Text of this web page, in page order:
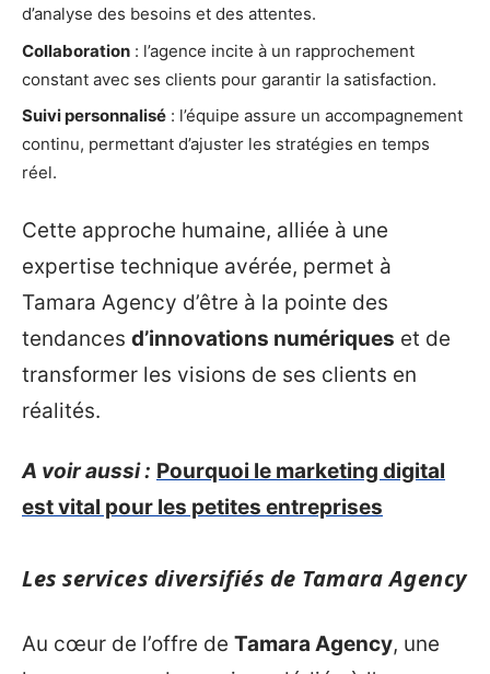
d’analyse des besoins et des attentes.
Collaboration : l’agence incite à un rapprochement
constant avec ses clients pour garantir la satisfaction.
Suivi personnalisé : l’équipe assure un accompagnement
continu, permettant d’ajuster les stratégies en temps
réel.
Cette approche humaine, alliée à une
expertise technique avérée, permet à
Tamara Agency d’être à la pointe des
tendances d’innovations numériques et de
transformer les visions de ses clients en
réalités.
A voir aussi : Pourquoi le marketing digital
est vital pour les petites entreprises
Les services diversifiés de Tamara Agency
Au cœur de l’offre de Tamara Agency, une